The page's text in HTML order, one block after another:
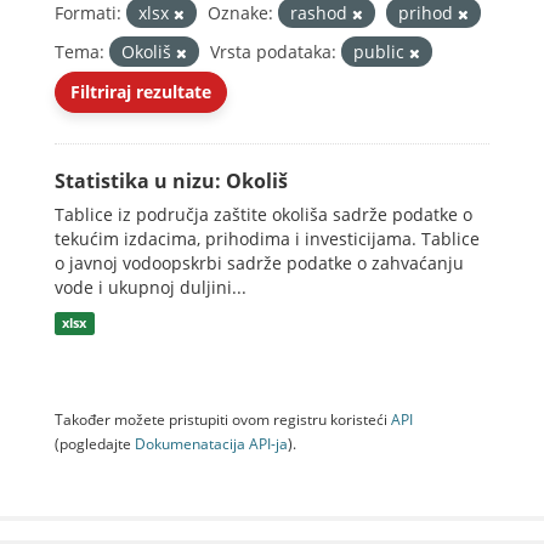
Formati: xlsx Oznake: rashod
prihod
Tema:
Okoliš Vrsta podataka:
public
Filtriraj rezultate
Statistika u nizu: Okoliš
Tablice iz područja zaštite okoliša sadrže podatke o
tekućim izdacima, prihodima i investicijama. Tablice
o javnoj vodoopskrbi sadrže podatke o zahvaćanju
vode i ukupnoj duljini...
xlsx
Također možete pristupiti ovom registru koristeći API
(pogledajte Dokumenаtаcijа API-jа).